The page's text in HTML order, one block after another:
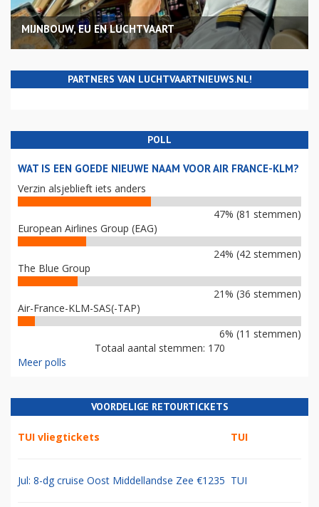
MIJNBOUW, EU EN LUCHTVAART
PARTNERS VAN LUCHTVAARTNIEUWS.NL!
POLL
WAT IS EEN GOEDE NIEUWE NAAM VOOR AIR FRANCE-KLM?
Verzin alsjeblieft iets anders
47% (81 stemmen)
European Airlines Group (EAG)
24% (42 stemmen)
The Blue Group
21% (36 stemmen)
Air-France-KLM-SAS(-TAP)
6% (11 stemmen)
Totaal aantal stemmen: 170
Meer polls
VOORDELIGE RETOURTICKETS
TUI vliegtickets TUI
Jul: 8-dg cruise Oost Middellandse Zee €1235 TUI